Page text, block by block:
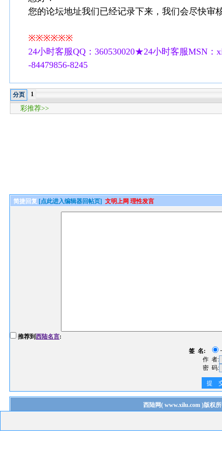
您的论坛地址我们已经记录下来，我们会尽快审
※※※※※※
24小时客服QQ：360530020★24小时客服MSN
-84479856-8245
分页 1
彩推荐>>
简捷回复 [点此进入编辑器回帖页] 文明上网 理性发言
推荐到西陆名言:
签 名:
作 者:
密 码:
提
西陆网( www.xilu.com)版权